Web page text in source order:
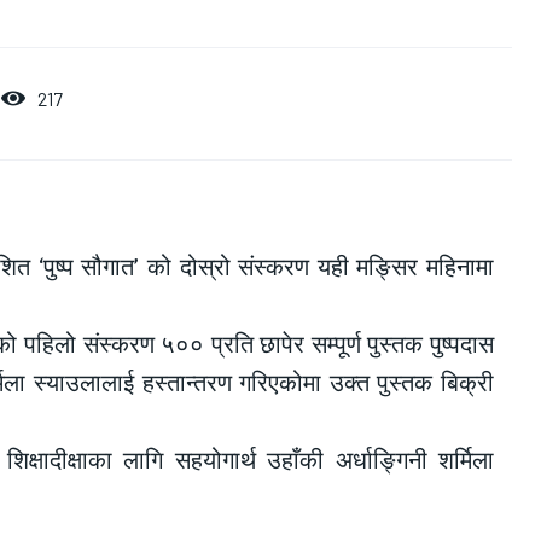
217
सौगात’ को दोस्रो संस्करण यही मङ्सिर महिनामा
पहिलो संस्करण ५०० प्रति छापेर सम्पूर्ण पुस्तक पुष्पदास
स्याउलालाई हस्तान्तरण गरिएकोमा उक्त पुस्तक बिक्री
लागि सहयोगार्थ उहाँकी अर्धाङ्गिनी शर्मिला